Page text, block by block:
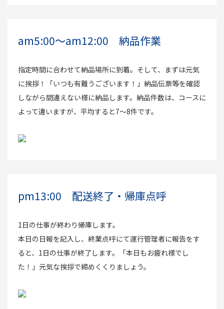
am5:00～am12:00 納品作業
指定時間に合わせて納品場所に到着。そして、まずは元気
に挨拶！「いつも有難うございます！」納品伝票等を確認
しながら間違えない様に納品します。納品件数は、コースに
よって違いますが、平均すると7～8件です。
pm13:00 配送終了・帰庫点呼
1日の仕事が終わり帰庫します。
本日の日報を記入し、終業点呼にて運行管理者に報告をす
ると、1日の仕事が終了します。「本日もお疲れ様でし
た！」元気な挨拶で締めくくりましょう。